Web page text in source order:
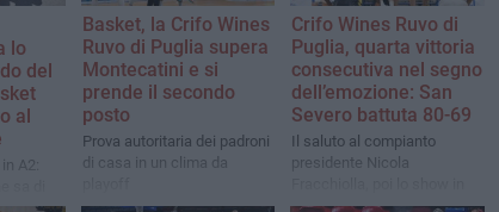
lo
del
al
A2:
Basket, la Crifo Wines
Ruvo di Puglia supera
Montecatini e si
prende il secondo
posto
Prova autoritaria dei padroni
di casa in un clima da
Crifo Wines Ruvo di
Puglia, quarta vittoria
consecutiva nel segno
dell’emozione: San
Severo battuta 80-69
Il saluto al compianto
presidente Nicola
campo